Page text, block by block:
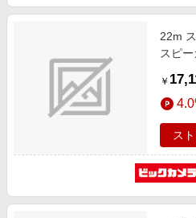
22m
スピ
￥
ス